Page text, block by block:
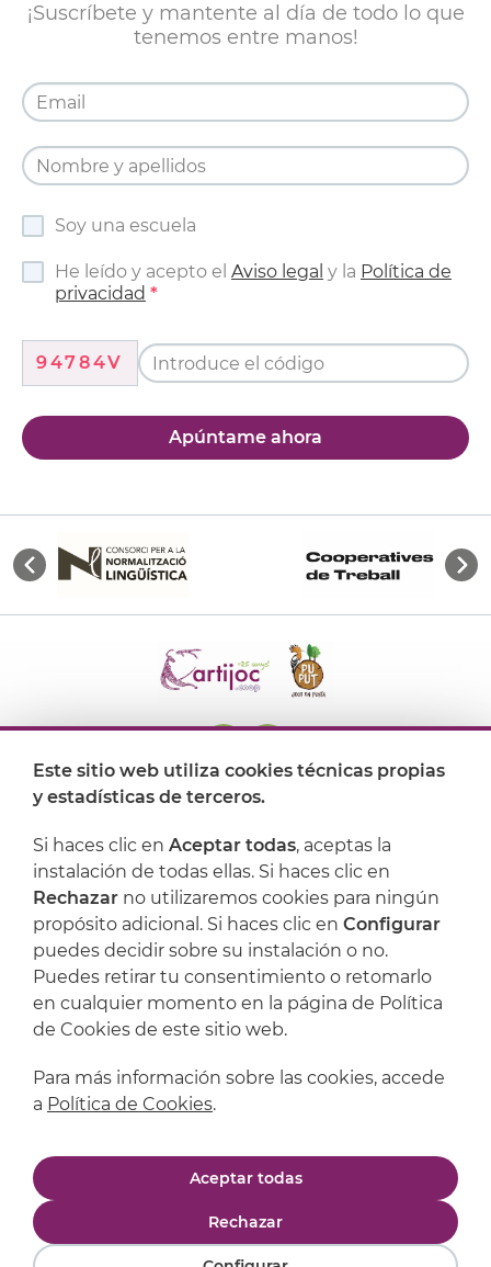
¡Suscríbete y mantente al día de todo lo que
tenemos entre manos!
Soy una escuela
He leído y acepto el Aviso legal y la Política de
privacidad
94784V
Apúntame ahora
Dónde encontrarnos
Artijoc
Soporte
Política de privacidad
Este sitio web utiliza cookies técnicas propias
y estadísticas de terceros.
Si haces clic en Aceptar todas, aceptas la
instalación de todas ellas. Si haces clic en
Rechazar no utilizaremos cookies para ningún
propósito adicional. Si haces clic en Configurar
puedes decidir sobre su instalación o no.
Puedes retirar tu consentimiento o retomarlo
en cualquier momento en la página de Política
de Cookies de este sitio web.
Para más información sobre las cookies, accede
a Política de Cookies.
Aceptar todas
Rechazar